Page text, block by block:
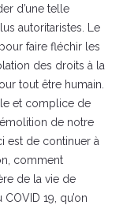
d’une telle
autoritaristes. Le
faire fléchir les
des droits à la
tout être humain.
et complice de
de notre
est de continuer à
comment
de la vie de
19, qu’on